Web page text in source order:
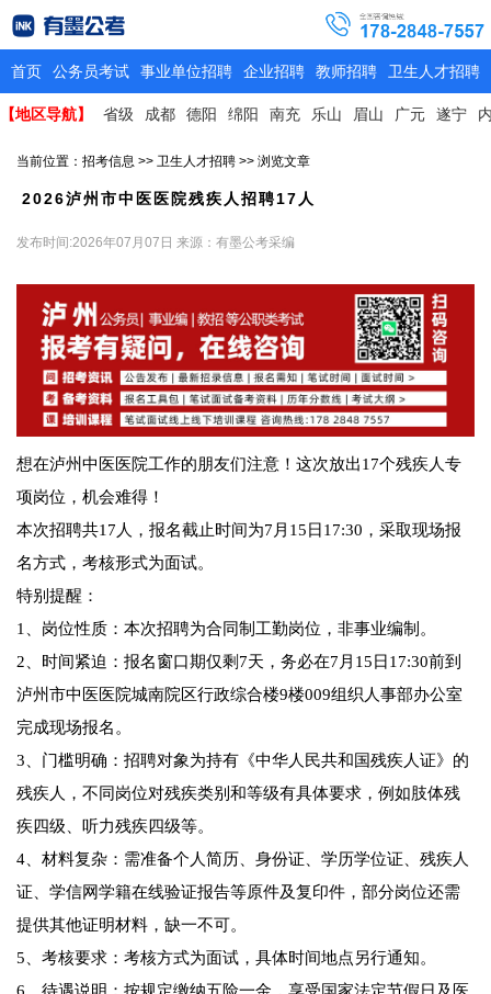
首页 公务员考试 事业单位招聘 企业招聘 教师招聘 卫生人才招聘
【地区导航】 省级 成都 德阳 绵阳 南充 乐山 眉山 广元 遂宁
当前位置： 招考信息 >> 卫生人才招聘 >> 浏览文章
2026泸州市中医医院残疾人招聘17人
发布时间:2026年07月07日 来源：有墨公考采编
想在泸州中医医院工作的朋友们注意！这次放出17个残疾人专
项岗位，机会难得！
本次招聘共17人，报名截止时间为7月15日17:30，采取现场报
名方式，考核形式为面试。
特别提醒：
1、岗位性质：本次招聘为合同制工勤岗位，非事业编制。
2、时间紧迫：报名窗口期仅剩7天，务必在7月15日17:30前到
泸州市中医医院城南院区行政综合楼9楼009组织人事部办公室
完成现场报名。
3、门槛明确：招聘对象为持有《中华人民共和国残疾人证》的
残疾人，不同岗位对残疾类别和等级有具体要求，例如肢体残
疾四级、听力残疾四级等。
4、材料复杂：需准备个人简历、身份证、学历学位证、残疾人
证、学信网学籍在线验证报告等原件及复印件，部分岗位还需
提供其他证明材料，缺一不可。
5、考核要求：考核方式为面试，具体时间地点另行通知。